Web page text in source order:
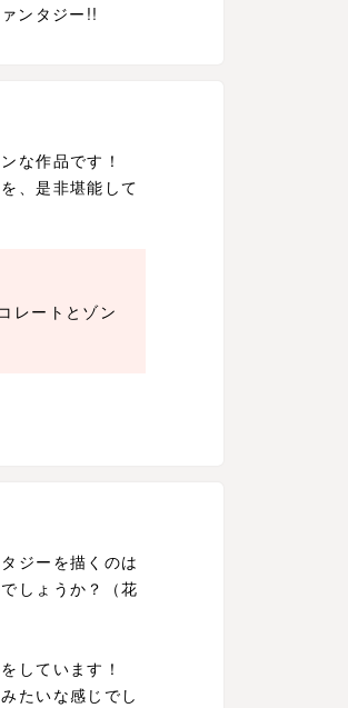
ンタジー!!
ンな作品です！
、是非堪能して
レートとゾン
ジーを描くのは
しょうか？（花
しています！
たいな感じでし